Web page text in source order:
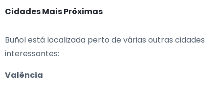
Cidades Mais Próximas
Buñol está localizada perto de várias outras cidades
interessantes:
Valência